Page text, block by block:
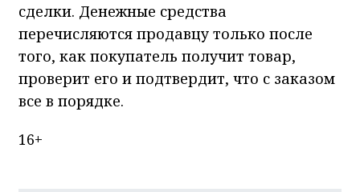
сделки. Денежные средства
перечисляются продавцу только после
того, как покупатель получит товар,
проверит его и подтвердит, что с заказом
все в порядке.
16+